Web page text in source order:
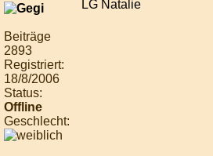
Beiträge
2893
Registriert:
18/8/2006
Status:
Offline
Geschlecht:
LG Natalie